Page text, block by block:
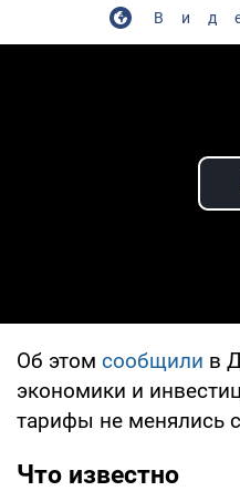
Об этом сообщили в
экономики и
тарифы не менялись
Что известно